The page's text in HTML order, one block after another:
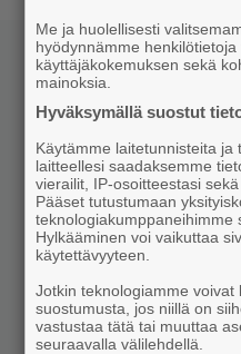
Me ja huolellisesti
hyödynnämme
käyttäjäkokemuksen sekä
mainoksia.
Hyväksymällä suostut
Käytämme laitetunnisteita ja
laitteellesi saadaksemme
vierailit, IP-osoitteestasi
Pääset tutustumaan
teknologiakumppaneihimme
Hylkääminen voi vaikuttaa
käytettävyyteen.
Jotkin teknologiamme voivat
suostumusta, jos niillä on
vastustaa tätä tai muuttaa
seuraavalla välilehdellä.